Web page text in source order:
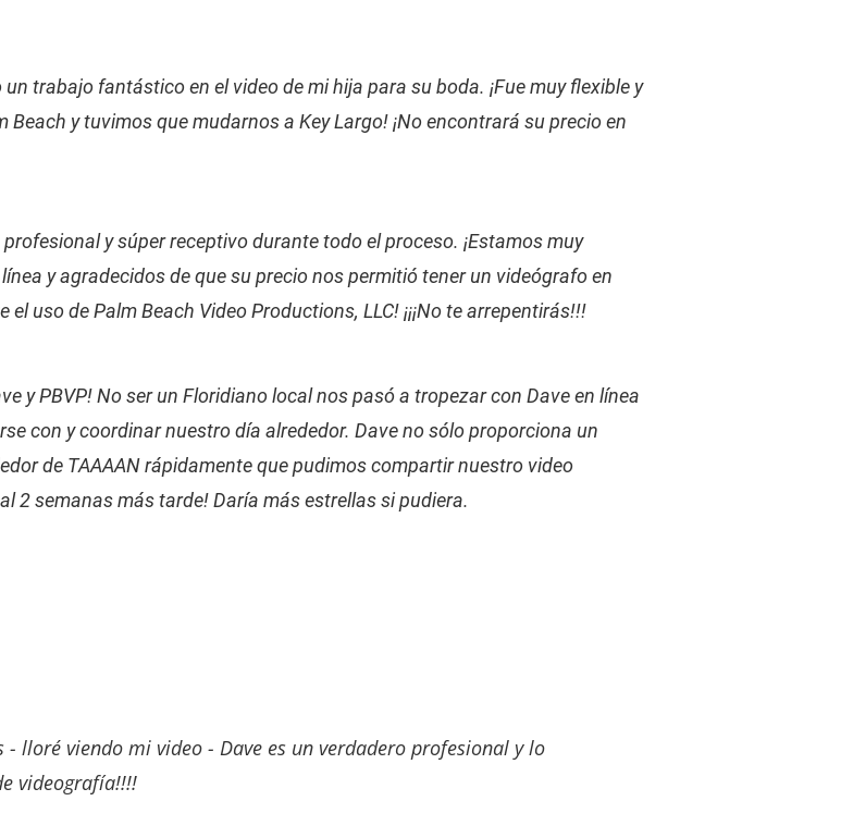
trabajo fantástico en el video de mi hija para su boda. ¡Fue muy flexible y
y tuvimos que mudarnos a Key Largo! ¡No encontrará su precio en
y súper receptivo durante todo el proceso. ¡Estamos muy
y agradecidos de que su precio nos permitió tener un videógrafo en
uso de Palm Beach Video Productions, LLC! ¡¡¡No te arrepentirás!!!
y PBVP! No ser un Floridiano local nos pasó a tropezar con Dave en línea
con y coordinar nuestro día alrededor. Dave no sólo proporciona un
de TAAAAN rápidamente que pudimos compartir nuestro video
2 semanas más tarde! Daría más estrellas si pudiera.
lloré viendo mi video - Dave es un verdadero profesional y lo
videografía!!!!